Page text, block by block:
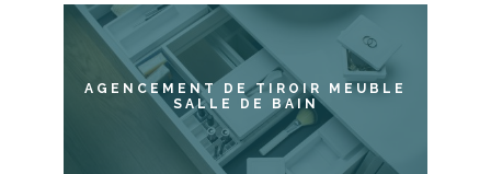
AGENCEMENT DE TIROIR MEUBLE
SALLE DE BAIN